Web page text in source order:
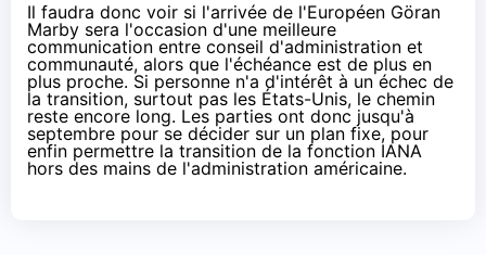
Il faudra donc voir si l'arrivée de l'Européen Göran
Marby sera l'occasion d'une meilleure
communication entre conseil d'administration et
communauté, alors que l'échéance est de plus en
plus proche. Si personne n'a d'intérêt à un échec de
la transition, surtout pas les États-Unis, le chemin
reste encore long. Les parties ont donc jusqu'à
septembre pour se décider sur un plan fixe, pour
enfin permettre la transition de la fonction IANA
hors des mains de l'administration américaine.